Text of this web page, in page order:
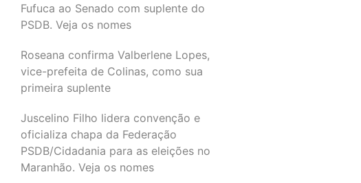
Fufuca ao Senado com suplente do
PSDB. Veja os nomes
Roseana confirma Valberlene Lopes,
vice-prefeita de Colinas, como sua
primeira suplente
Juscelino Filho lidera convenção e
oficializa chapa da Federação
PSDB/Cidadania para as eleições no
Maranhão. Veja os nomes